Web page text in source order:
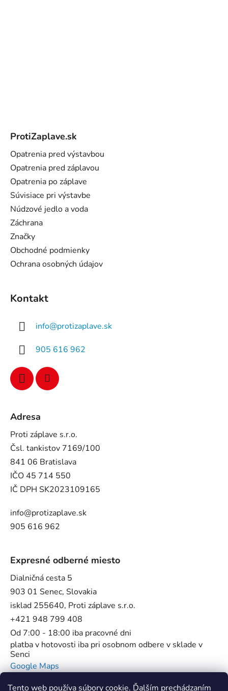
Tento web používa súbory cookie. Ďalším prechádzaním
ProtiZaplave.sk
Opatrenia pred výstavbou
Opatrenia pred záplavou
Opatrenia po záplave
Súvisiace pri výstavbe
Núdzové jedlo a voda
Záchrana
Značky
Obchodné podmienky
Ochrana osobných údajov
Kontakt
info@protizaplave.sk
905 616 962
Adresa
Proti záplave s.r.o.
Čsl. tankistov 7169/100
841 06 Bratislava
IČO 45 714 550
IČ DPH SK2023109165
info@protizaplave.sk
905 616 962
Expresné odberné miesto
Dialničná cesta 5
903 01 Senec, Slovakia
isklad 255640, Proti záplave s.r.o.
+421 948 799 408
Od 7:00 - 18:00 iba pracovné dni
platba v hotovosti iba pri osobnom odbere v sklade v
Senci
Google Maps